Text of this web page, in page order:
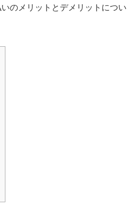
のメリットとデメリットについ